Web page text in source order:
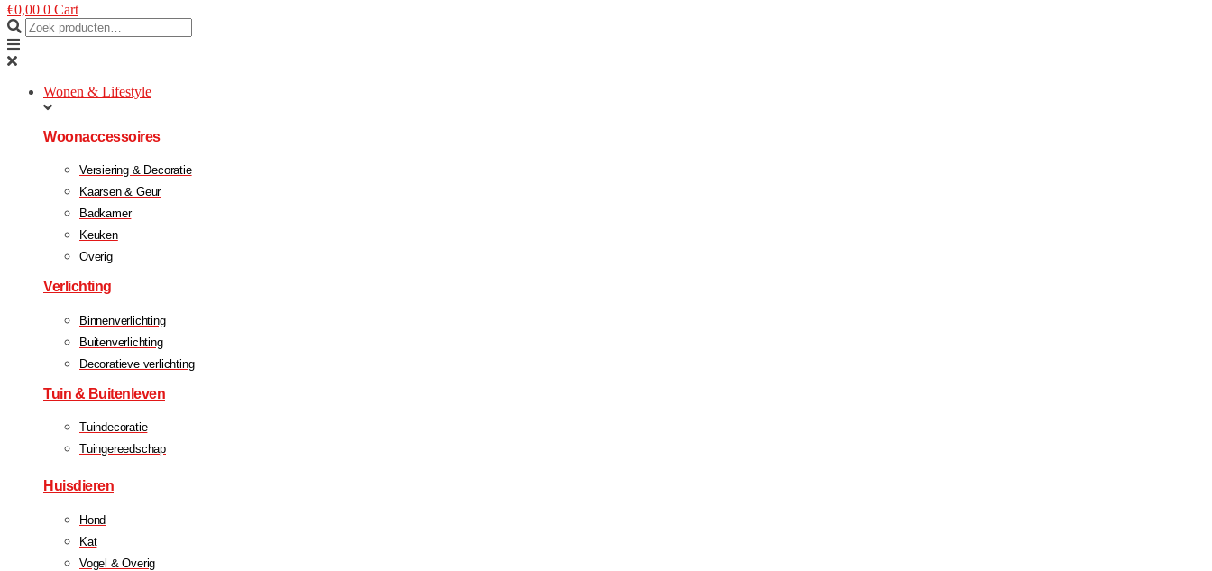
€0,00 0 Cart
Wonen & Lifestyle
Woonaccessoires
Versiering & Decoratie
Kaarsen & Geur
Badkamer
Keuken
Overig
Verlichting
Binnenverlichting
Buitenverlichting
Decoratieve verlichting
Tuin & Buitenleven
Tuindecoratie
Tuingereedschap
Huisdieren
Hond
Kat
Vogel & Overig